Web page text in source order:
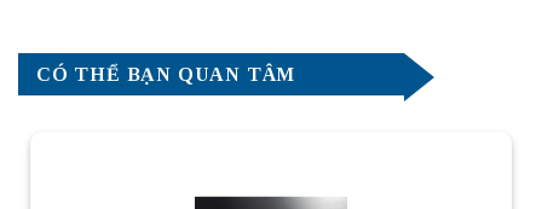
CÓ THỂ BẠN QUAN TÂM